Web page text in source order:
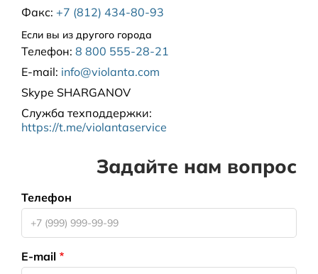
Факс: +7 (812) 434-80-93
Если вы из другого города
Телефон: 8 800 555-28-21
E-mail: info@violanta.com
Skype SHARGANOV
Служба техподдержки:
https://t.me/violantaservice
Задайте нам вопрос
Телефон
E-mail